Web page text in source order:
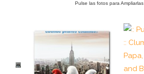
Pulse las fotos para Ampliarlas